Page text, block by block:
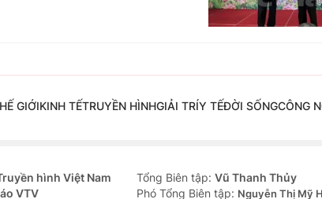
GIỚIKINH TẾTRUYỀN HÌNHGIẢI TRÍY TẾĐỜI SỐNGCÔNG
hình Việt Nam
VTV
Tổng Biên tập: Vũ Thanh Thủy
Phó Tổng Biên tập: Nguyễn Thị Mỹ